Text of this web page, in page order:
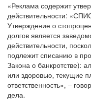
«Реклама содержит
действительности:
Утверждение о
долгов является
действительности,
подлежит списанию в
Закона о банкротстве):
или здоровью, текущие
ответственность», –
дела.